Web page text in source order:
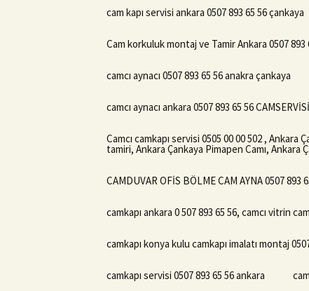
cam kapı servisi ankara 0507 893 65 56 çankaya
Cam korkuluk montaj ve Tamir Ankara 0507 893
camcı aynacı 0507 893 65 56 anakra çankaya
camcı aynacı ankara 0507 893 65 56 CAMSERVİSİ
Camcı camkapı servisi 0505 00 00 502 , Ankara
tamiri, Ankara Çankaya Pimapen Camı, Ankara
CAMDUVAR OFİS BÖLME CAM AYNA 0507 893
camkapı ankara 0 507 893 65 56, camcı vitrin
camkapı konya kulu camkapı imalatı montaj
camkapı servisi 0507 893 65 56 ankara